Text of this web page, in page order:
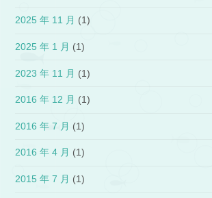
2025 年 11 月 (1)
2025 年 1 月 (1)
2023 年 11 月 (1)
2016 年 12 月 (1)
2016 年 7 月 (1)
2016 年 4 月 (1)
2015 年 7 月 (1)